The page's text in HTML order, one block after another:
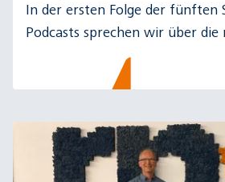
In der ersten Folge der fünften
Podcasts sprechen wir über die
für alle Auszubildenden.